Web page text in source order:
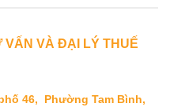
VẤN VÀ ĐẠI LÝ THUẾ
46, Phường Tam Bình,